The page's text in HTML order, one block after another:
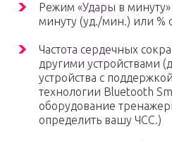
Режим «Удары в
минуту (уд./мин.) или %
Частота сердечных
другими устройствами
устройства с
технологии Bluetooth
оборудование
определить вашу ЧСС.)